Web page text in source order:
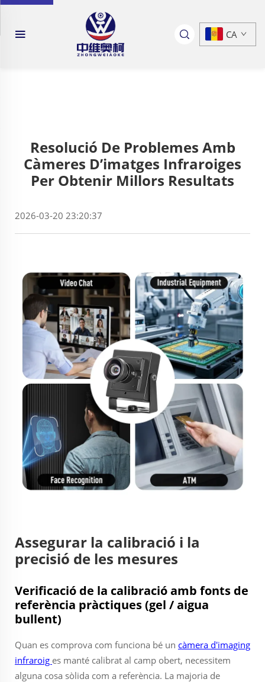
CA
Resolució De Problemes Amb
Càmeres D’imatges Infraroiges
Per Obtenir Millors Resultats
2026-03-20 23:20:37
Assegurar la calibració i la
precisió de les mesures
Verificació de la calibració amb fonts de
referència pràctiques (gel / aigua
bullent)
Quan es comprova com funciona bé un càmera d'imaging
infraroig es manté calibrat al camp obert, necessitem
alguna cosa sòlida com a referència. La majoria de